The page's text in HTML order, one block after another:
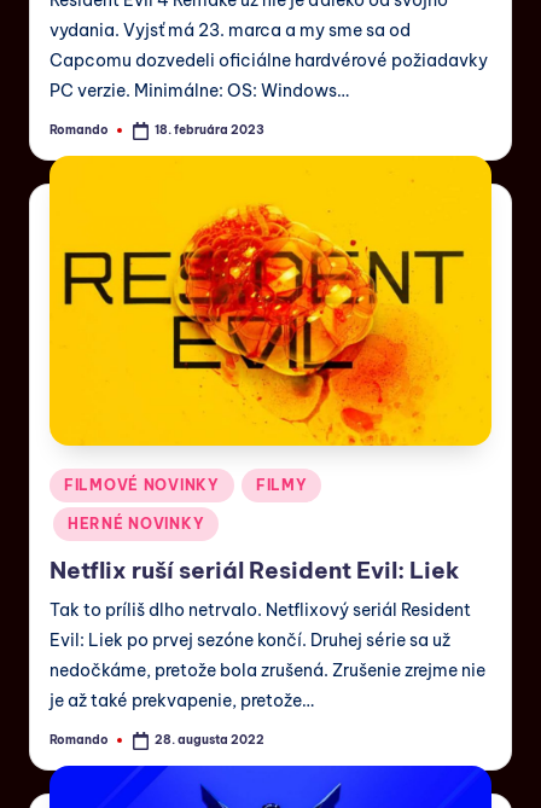
vydania. Vyjsť má 23. marca a my sme sa od
Capcomu dozvedeli oficiálne hardvérové požiadavky
PC verzie. Minimálne: OS: Windows…
Romando 18. februára 2023
FILMOVÉ NOVINKY FILMY
HERNÉ NOVINKY
Netflix ruší seriál Resident Evil: Liek
Tak to príliš dlho netrvalo. Netflixový seriál Resident
Evil: Liek po prvej sezóne končí. Druhej série sa už
nedočkáme, pretože bola zrušená. Zrušenie zrejme nie
je až také prekvapenie, pretože…
Romando 28. augusta 2022